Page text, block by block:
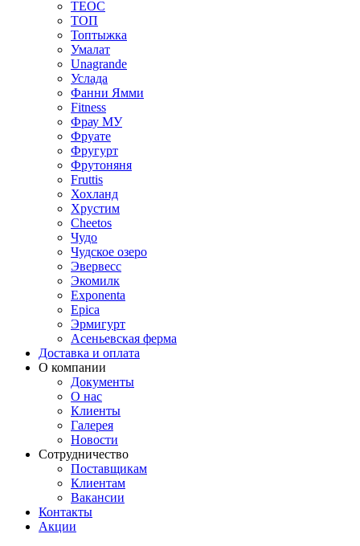
ТЕОС
ТОП
Топтыжка
Умалат
Unagrande
Услада
Фанни Ямми
Fitness
Фрау МУ
Фруате
Фругурт
Фрутоняня
Fruttis
Хохланд
Хрустим
Cheetos
Чудо
Чудское озеро
Эвервесс
Экомилк
Exponenta
Epica
Эрмигурт
Асеньевская ферма
Доставка и оплата
О компании
Документы
О нас
Клиенты
Галерея
Новости
Сотрудничество
Поставщикам
Клиентам
Вакансии
Контакты
Акции